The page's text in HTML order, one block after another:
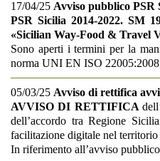
17/04/25 Avviso pubblico PSR
PSR Sicilia 2014-2022. SM
«Sicilian Way-Food & Travel
Sono aperti i termini per la
norma UNI EN ISO
05/03/25 Avviso di rettifica
AVVISO DI RETTIFICA
dell’accordo tra Regione
facilitazione digitale nel
In riferimento all’avviso